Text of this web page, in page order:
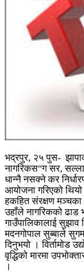
भद्रपुर, २५ पुस-
नागरिकस“ग सर,
धान्नै नसक्ने कर
आयोजना गरिएको
हकहित संरक्षण मञ्चका
उहाँले नागरिकको ढाड
गाउँपालिकालाई सुझाव
मदनगोपाल सुब्बाले सुगम
दिनुभयो । विर्तामोड
वृद्धिको मारमा
।